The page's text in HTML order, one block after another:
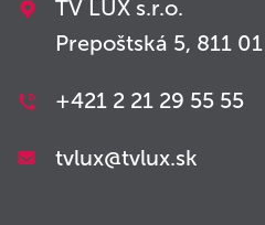
TV LUX s.r.o.
Prepoštská 5, 811
+421 2 21 29 55 55
tvlux@tvlux.sk